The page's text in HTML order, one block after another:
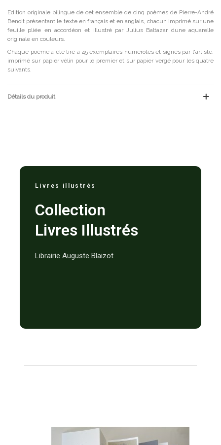
Edition originale bilingue de cet ensemble de cinq poèmes de Pierre-André
Benoit présentant le texte en français et en anglais, chacun imprimé sur une
feuille pliée en accordéon et illustré par Julius Baltazar dune aquarelle
originale en couleurs.
Chaque poème a été tiré à 45 exemplaires numérotés et signés par l'artiste,
imprimé sur papier vélin pour le premier et sur papier vergé pour les quatre
suivants.
Détails du produit
Livres illustrés
Collection
Livres Illustrés
Librairie Auguste Blaizot